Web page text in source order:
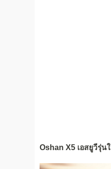
Oshan X5 เอสยูวีรุ่น